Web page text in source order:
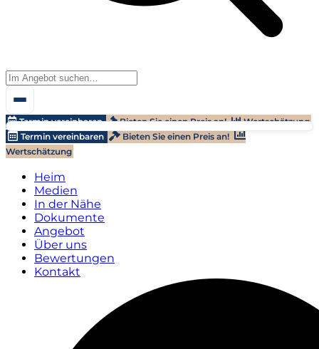
Termin vereinbaren Bieten Sie einen Preis an!
Wertschätzung
Termin vereinbaren
Bieten Sie einen Preis an!
Wertschätzung
Heim
Medien
In der Nähe
Dokumente
Angebot
Über uns
Bewertungen
Kontakt